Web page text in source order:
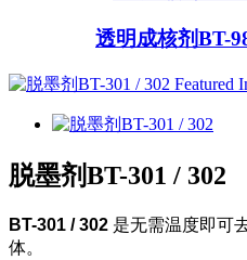
透明成核剂BT-
脱墨剂BT-301 / 302
BT-301 / 302 是无需温度即可
体。